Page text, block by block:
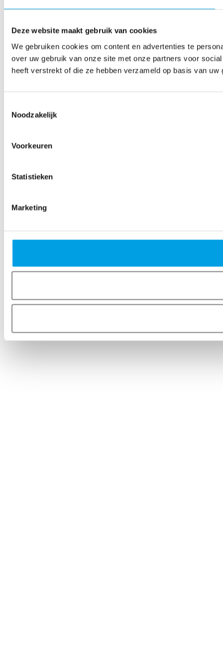
Deze website maakt gebruik van cookies
We gebruiken cookies om content en advertenties te
over uw gebruik van onze site met onze partners voor
heeft verstrekt of die ze hebben verzameld op basis van
Noodzakelijk
Voorkeuren
Statistieken
Marketing